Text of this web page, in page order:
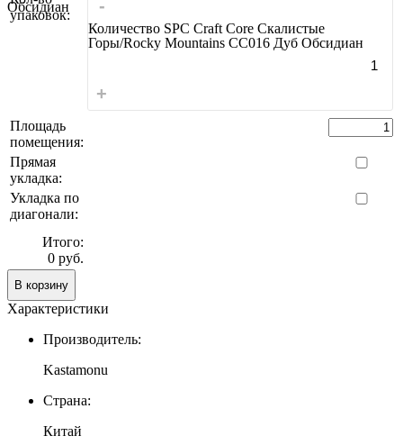
упаковок:
-
Количество SPC Craft Core Скалистые
Горы/Rocky Mountains СС016 Дуб Обсидиан
+
Площадь
помещения:
Прямая
укладка:
Укладка по
диагонали:
Итого:
0 руб.
В корзину
Характеристики
Производитель:
Kastamonu
Страна:
Китай